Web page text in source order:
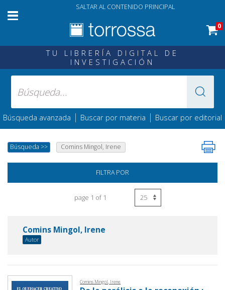
SALTAR AL CONTENIDO PRINCIPAL
0
TU LIBRERÍA DIGITAL DE
INVESTIGACIÓN
Búsqueda avanzada | Buscar por materia | Buscar por editorial
Búsqueda >> Comins Mingol, Irene
FILTRA POR
page 1 of 1
Comins Mingol, Irene
Autor
Comins Mingol, Irene